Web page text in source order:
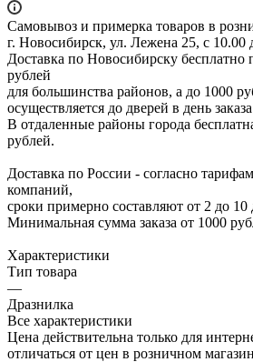
Самовывоз и примерка товаров в
г. Новосибирск, ул. Лежена 25, с 10.00
Доставка по Новосибирску бесплатно
рублей
для большинства районов, а до 1000
осуществляется до дверей в день
В отдаленные районы города
рублей.
Доставка по России - согласно
компаний,
сроки примерно составляют от 2 до 10
Минимальная сумма заказа от 1000
Характеристики
Тип товара
—
Дразнилка
Все характеристики
Цена действительна только для
отличаться от цен в розничном